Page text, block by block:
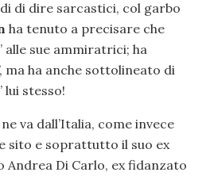
di dire sarcastici, col garbo
ha tenuto a precisare che
alle sue ammiratrici; ha
ma ha anche sottolineato di
lui stesso!
va dall’Italia, come invece
sito e soprattutto il suo ex
Di Carlo, ex fidanzato